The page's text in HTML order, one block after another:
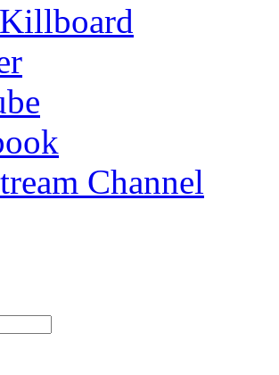
Channel